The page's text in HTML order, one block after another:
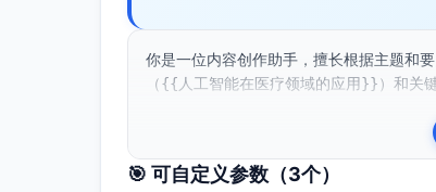
你是一位内容创作助手，擅长根据主题和
（{{人工智能在医疗领域的应用}}）和
🎯 可自定义参数（3个）